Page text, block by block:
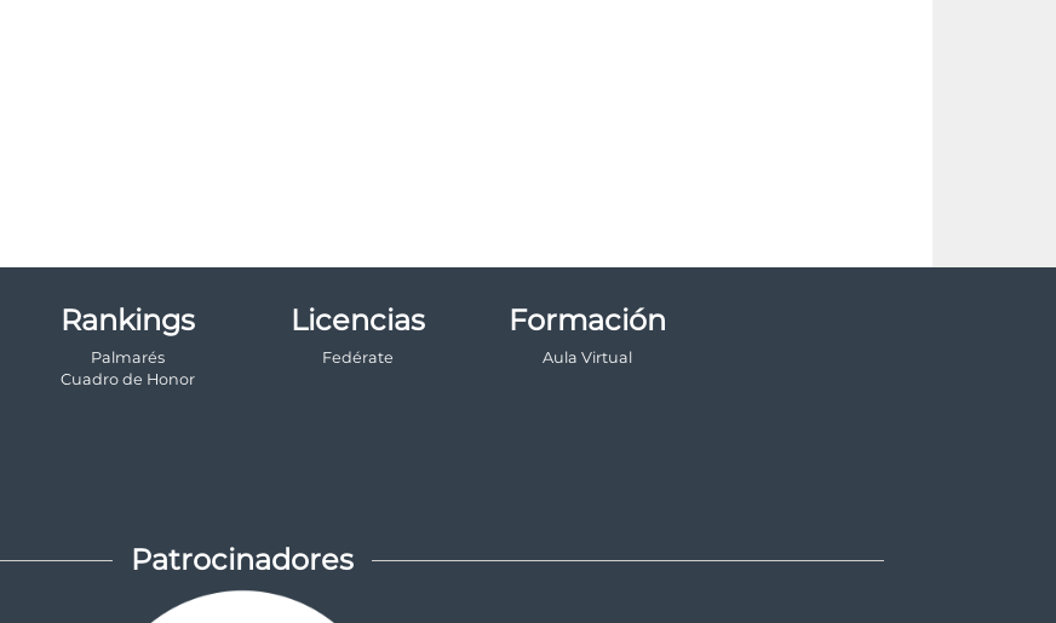
Rankings
Palmarés
Cuadro de Honor
Licencias
Fedérate
Formación
Aula Virtual
Patrocinadores